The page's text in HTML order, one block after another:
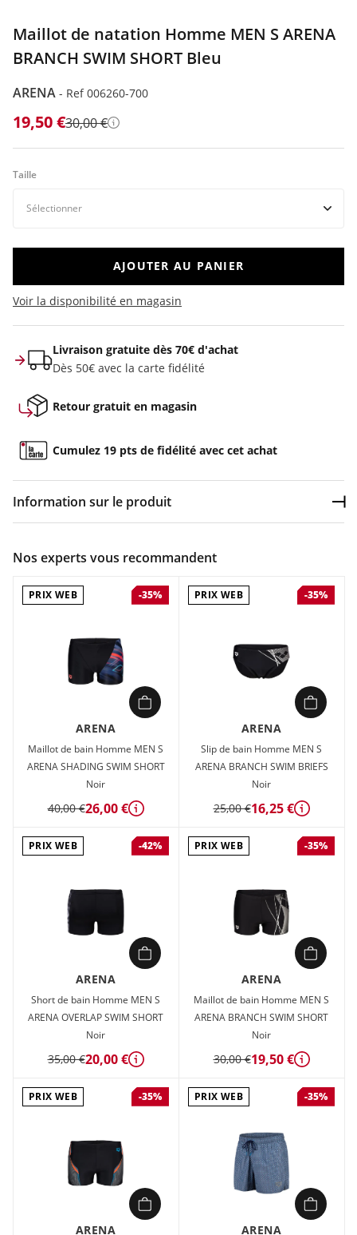
Maillot de natation Homme MEN S ARENA
BRANCH SWIM SHORT Bleu
ARENA - Ref 006260-700
19,50 €30,00 € Détails
Taille
AJOUTER AU PANIER
Voir la disponibilité en magasin
Livraison gratuite dès 70€ d'achat
Dès 50€ avec la carte fidélité
Retour gratuit en magasin
Cumulez 19 pts de fidélité avec cet achat
Information sur le produit
Maillot de natation Homme Arena MEN S ARENA BRANCH
Nos experts vous recommandent
PRIX WEB -35%
ARENA
Maillot de bain Homme MEN S
ARENA SHADING SWIM SHORT
Noir
40,00 €26,00 € Détails
PRIX WEB -35%
ARENA
Slip de bain Homme MEN S
ARENA BRANCH SWIM BRIEFS
Noir
25,00 €16,25 € Détails
PRIX WEB -42%
ARENA
Short de bain Homme MEN S
ARENA OVERLAP SWIM SHORT
Noir
35,00 €20,00 € Détails
PRIX WEB -35%
ARENA
Maillot de bain Homme MEN S
ARENA BRANCH SWIM SHORT
Noir
30,00 €19,50 € Détails
PRIX WEB -35%
ARENA
PRIX WEB -35%
ARENA